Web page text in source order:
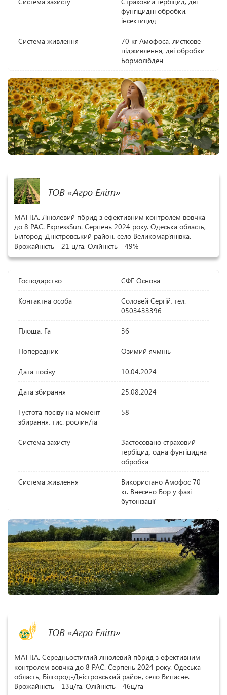
фунгіцидні обробки,
інсектицид
Система живлення
70 кг Амофоса, листкове
підживлення, дві обробки
Бормолібден
ТОВ «Агро Еліт»
МАТТІА. Лінолевий гібрид з ефективним контролем вовчка
до 8 РАС. ExpressSun. Серпень 2024 року. Одеська область,
Білгород-Дністровський район, село Великомар'янівка.
Врожайність - 21 ц/га, Олійність - 49%
Господарство СФГ Основа
Контактна особа
Соловей Сергій, тел.
0503433396
Площа, Га 36
Попередник Озимий ячмінь
Дата посіву 10.04.2024
Дата збирання 25.08.2024
Густота посіву на момент
збирання, тис. рослин/га
58
Система захисту
Застосовано страховий
гербіцид, одна фунгіцидна
обробка
Система живлення
Використано Амофос 70
кг. Внесено Бор у фазі
бутонізації
ТОВ «Агро Еліт»
МАТТІА. Середньостиглий лінолевий гібрид з ефективним
контролем вовчка до 8 РАС. Серпень 2024 року. Одеська
область, Білгород-Дністровський район, село Випасне.
Врожайність - 13ц/га, Олійність - 46ц/га